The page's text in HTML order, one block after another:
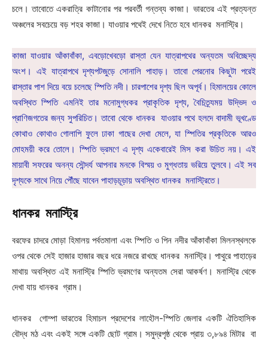
চলে। তাবোতে একরাত্রি কাটানোর পর পরবর্তী গন্তব্য কাজা। ভারতের এই প্রত্যন্ত
অঞ্চলের সবচেয়ে বড় শহর কাজা। যাওয়ার পথেই দেখে নিতে হবে ধানকর মনাস্ট্রি।
কাজা যাওয়ার আঁকাবাঁকা, এবড়োখেবড়ো রাস্তা যেন যাত্রাপথের অন্যতম অবিচ্ছেদ্য
অংশ। এই যাত্রাপথে দৃশ্যপটজুড়ে সোনালি পাহাড়। তাবো পেরনোর কিছুটা পরেই
রাস্তার পাশ দিয়ে বয়ে চলেছে স্পিতি নদী। চারপাশের দৃশ্য ছিল অপূর্ব। হিমালয়ের কোলে
অবস্থিত স্পিতি এমনিই তার মনোমুগ্ধকর প্রাকৃতিক দৃশ্য, বৈচিত্র্যময় উদ্ভিদ ও
প্রাণিজগতের জন্য সুপরিচিত। তাবো থেকে ধানকর যাওয়ার পথে হলদে বাদামী ভূখণ্ডে
কোথাও কোথাও গোলাপি ফুলে ঢাকা গাছের দেখা মেলে, যা স্পিতির প্রকৃতিকে আরও
মোহময়ী করে তোলে। স্পিতি ভ্রমণে এ দৃশ্য একেবারেই মিস করা উচিত নয়। এই
মায়াবী সফরের অনন্য সৌন্দর্য আপনার মনকে বিস্ময় ও মুগ্ধতায় ভরিয়ে তুলবে। এই সব
দৃশ্যকে সাথে নিয়ে পৌঁছে যাবেন পাহাড়চূড়ায় অবস্থিত ধানকর মনাস্ট্রিতে।
ধানকর মনাস্ট্রি
বরফের চাদরে মোড়া হিমালয় পর্বতমালা এবং স্পিতি ও পিন নদীর আঁকাবাঁকা মিলনস্থলকে
ওপর থেকে সেই হাজার হাজার বছর ধরে নজরে রাখছে ধানকর মনাস্ট্রি। পাথুরে পাহাড়ের
মাথায় অবস্থিত এই মনাস্ট্রি স্পিতি ভ্রমণের অন্যতম সেরা আকর্ষণ। মনাস্ট্রি থেকে
দেখা যায় ধানকর গ্রাম।
ধানকর গোম্পা ভারতের হিমাচল প্রদেশের লাহৌল-স্পিতি জেলার একটি ঐতিহাসিক
বৌদ্ধ মঠ এবং একই সঙ্গে একটি ছোট গ্রাম। সমুদ্রপৃষ্ঠ থেকে প্রায় ৩,৮৯৪ মিটার বা